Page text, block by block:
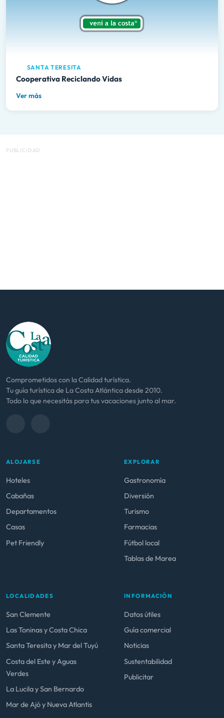
SANTA TERESITA
Cooperativa Reciclando Vidas
Ver más
PUBLICIDAD
Comprometidos con la Calidad turística.
Tu guía turística de La Costa Atlántica desde 2010.
Todo lo que necesitás para tus vacaciones junto al mar.
ALOJARSE
Hoteles
Cabañas
Departamentos
Casas
Pet Friendly
EXPLORAR
Gastronomía
Diversión
Turismo
Farmacias
Fútbol local
Tablas de Marea
LOCALIDADES
San Clemente
Las Toninas y Costa Chica
Santa Teresita y Mar del Tuyú
Costa del Este y Aguas
Verdes
La Lucila y San Bernardo
Mar de Ajó y Nueva Atlantis
INFORMACIÓN
Datos útiles
Guía comercial
Noticias
Sustentabilidad
Publicitar